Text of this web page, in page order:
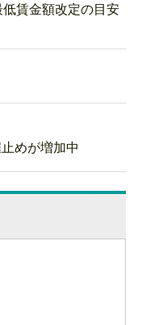
低賃金額改定の目安
めが増加中